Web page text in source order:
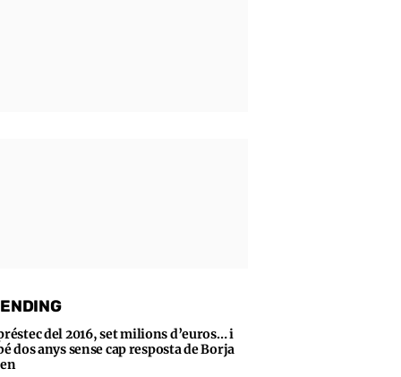
del 2016, set milions d’euros… i
dos anys sense cap resposta de Borja